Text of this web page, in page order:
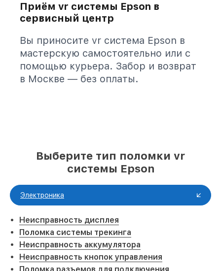
Приём vr системы Epson в
сервисный центр
Вы приносите vr система Epson в
мастерскую самостоятельно или с
помощью курьера. Забор и возврат
в Москве — без оплаты.
Выберите тип поломки vr
системы Epson
Электроника
Неисправность дисплея
Поломка системы трекинга
Неисправность аккумулятора
Неисправность кнопок управления